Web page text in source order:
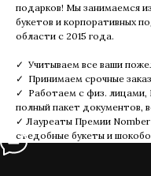
подарков! Мы занимаемся
букетов и корпоративных
области с 2015 года.
✓ Учитываем все ваши
✓ Принимаем срочные
✓ Работаем с физ.
полный пакет документов,
✓ Лауреаты Премии
съедобные букеты и